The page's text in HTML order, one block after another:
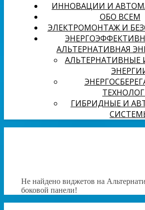
ИННОВАЦИИ И
ОБО ВСЕМ
ЭЛЕКТРОМОНТАЖ И
АЛЬТЕРНАТИВНАЯ
АЛЬТЕРНАТИВНЫЕ
ГИБРИДНЫЕ И
Не найдено виджетов на
боковой панели!